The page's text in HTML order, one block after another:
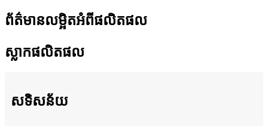
ព័ត៌មានលម្អិតអំពីផលិតផល
ស្លាកផលិតផល
សទិសន័យ